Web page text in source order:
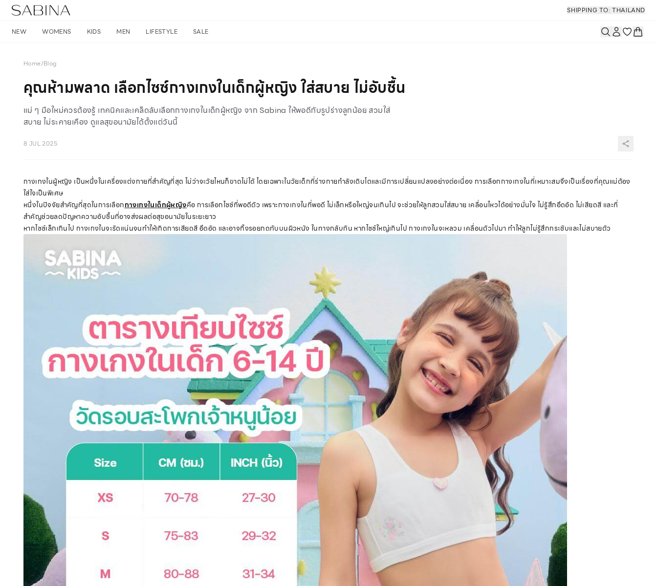
SHIPPING TO: THAILAND
NEW WOMENS KIDS MEN LIFESTYLE SALE
Home/Blog
คุณห้ามพลาด เลือกไซซ์กางเกงในเด็กผู้หญิง ใส่สบาย ไม่อับชื้น
แม่ ๆ มือใหม่ควรต้องรู้ เทคนิคและเคล็ดลับเลือกกางเกงในเด็กผู้หญิง จาก Sabina ให้พอดีกับรูปร่างลูกน้อย สวมใส่
สบาย ไม่ระคายเคือง ดูแลสุขอนามัยได้ตั้งแต่วันนี้
8 JUL 2025
กางเกงในผู้หญิง เป็นหนึ่งในเครื่องแต่งกายที่สำคัญที่สุด ไม่ว่าจะวัยไหนก็ขาดไม่ได้ โดยเฉพาะในวัยเด็กที่ร่างกายกำลังเติบโตและมีการเปลี่ยนแปลงอย่างต่อเนื่อง การเลือกกางเกงในที่เหมาะสมจึงเป็นเรื่องที่คุณแม่ต้อง
ใส่ใจเป็นพิเศษ
หนึ่งในปัจจัยสำคัญที่สุดในการเลือกกางเกงในเด็กผู้หญิงคือ การเลือกไซซ์ที่พอดีตัว เพราะกางเกงในที่พอดี ไม่เล็กหรือใหญ่จนเกินไป จะช่วยให้ลูกสวมใส่สบาย เคลื่อนไหวได้อย่างมั่นใจ ไม่รู้สึกอึดอัด ไม่เสียดสี และที่
สำคัญช่วยลดปัญหาความอับชื้นที่อาจส่งผลต่อสุขอนามัยในระยะยาว
หากไซซ์เล็กเกินไป กางเกงในจะรัดแน่นจนทำให้เกิดการเสียดสี อึดอัด และอาจทิ้งรอยกดทับบนผิวหนัง ในทางกลับกัน หากไซซ์ใหญ่เกินไป กางเกงในจะหลวม เคลื่อนตัวไปมา ทำให้ลูกไม่รู้สึกกระชับและไม่สบายตัว